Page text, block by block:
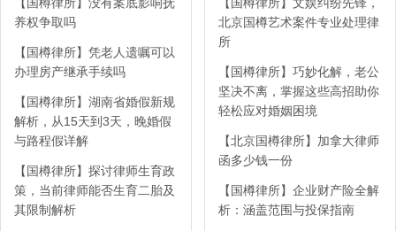
养权争取吗
【国樽律所】凭老人遗嘱可以
办理房产继承手续吗
【国樽律所】湖南省婚假新规
解析，从15天到3天，晚婚假
与路程假详解
【国樽律所】探讨律师生育政
策，当前律师能否生育二胎及
其限制解析
北京国樽艺术案件专业处理律
所
【国樽律所】巧妙化解，老公
坚决不离，掌握这些高招助你
轻松应对婚姻困境
【北京国樽律所】加拿大律师
函多少钱一份
【国樽律所】企业财产险全解
析：涵盖范围与投保指南